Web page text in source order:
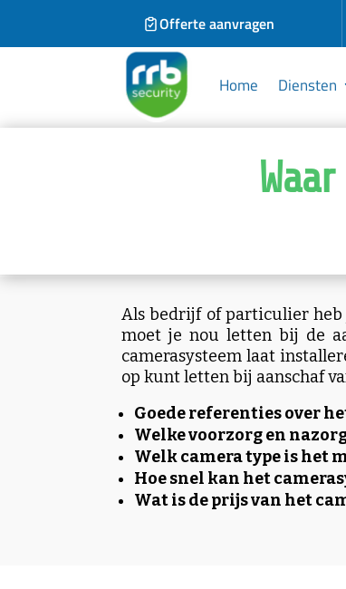
Offerte aanvragen
Home Diensten
Als bedrijf of particulier heb
moet je nou letten bij de
camerasysteem laat
op kunt letten bij aanschaf
Goede referenties over
Welke voorzorg en
Welk camera type is het
Hoe snel kan het
Wat is de prijs van het